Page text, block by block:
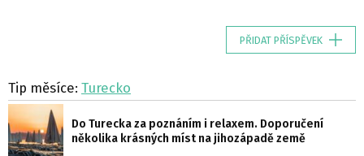
PŘIDAT PŘÍSPĚVEK
Tip měsíce: Turecko
Do Turecka za poznáním i relaxem. Doporučení
několika krásných míst na jihozápadě země